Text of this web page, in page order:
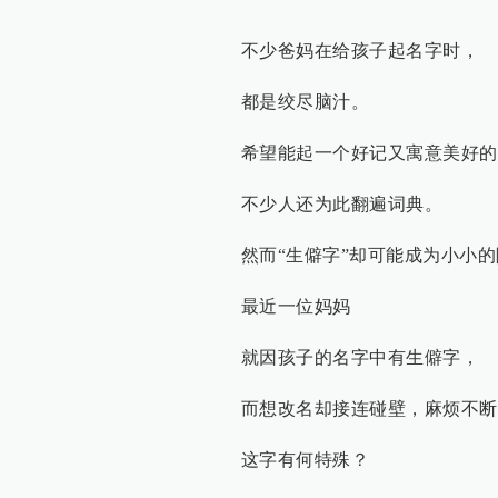
不少爸妈在给孩子起名字时，
都是绞尽脑汁。
希望能起一个好记又寓意美好的
不少人还为此翻遍词典。
然而“生僻字”却可能成为小小的
最近一位妈妈
就因孩子的名字中有生僻字，
而想改名却接连碰壁，麻烦不
这字有何特殊？